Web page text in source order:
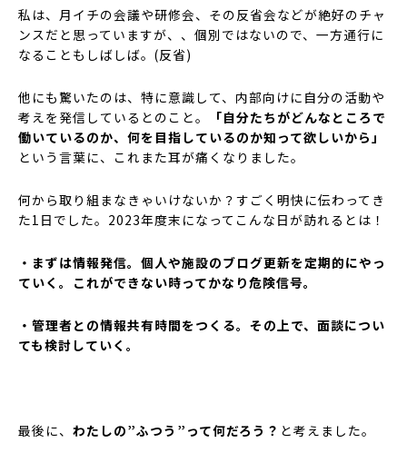
私は、月イチの会議や研修会、その反省会などが絶好のチャ
ンスだと思っていますが、、個別ではないので、一方通行に
なることもしばしば。(反省)
他にも驚いたのは、特に意識して、内部向けに自分の活動や
考えを発信しているとのこと。
「自分たちがどんなところで
働いているのか、何を目指しているのか知って欲しいから」
という言葉に、これまた耳が痛くなりました。
何から取り組まなきゃいけないか？すごく明快に伝わってき
た1日でした。2023年度末になってこんな日が訪れるとは！
・まずは情報発信。個人や施設のブログ更新を定期的にやっ
ていく。これができない時ってかなり危険信号。
・管理者との情報共有時間をつくる。その上で、面談につい
ても検討していく。
最後に、 わたしの”ふつう”って何だろう？ と考えました。